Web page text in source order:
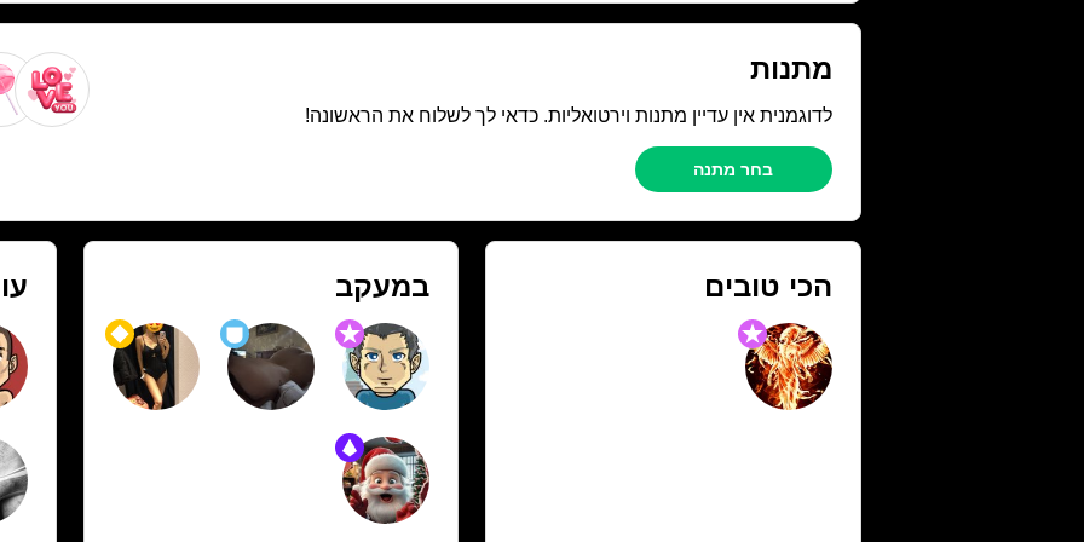
מתנות
לדוגמנית אין עדיין מתנות וירטואליות. כדאי לך לשלוח את הראשונה!
בחר מתנה
הכי טובים במעקב